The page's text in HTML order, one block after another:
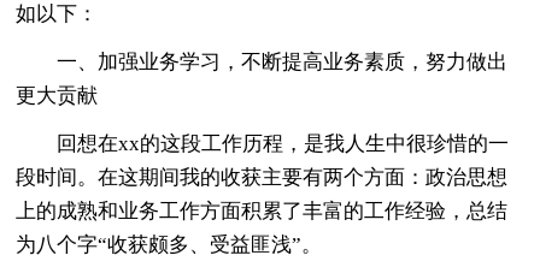
如以下：
一、加强业务学习，不断提高业务素质，努力做出
更大贡献
回想在xx的这段工作历程，是我人生中很珍惜的一
段时间。在这期间我的收获主要有两个方面：政治思想
上的成熟和业务工作方面积累了丰富的工作经验，总结
为八个字“收获颇多、受益匪浅”。